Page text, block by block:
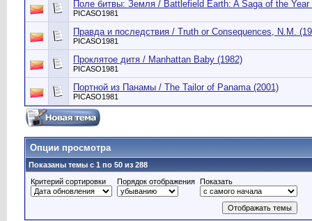
Поле битвы: Земля / Battlefield Earth: A Saga of the Year
PICASO1981
Правда и последствия / Truth or Consequences, N.M.
PICASO1981
Проклятое дитя / Manhattan Baby (1982)
PICASO1981
Портной из Панамы / The Tailor of Panama (2001)
PICASO1981
Опции просмотра
Показаны темы с 1 по 50 из 288
Критерий сортировки
Порядок отображения Показать